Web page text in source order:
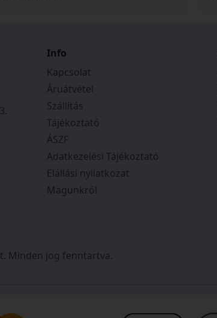
időpontjáról pontos tájékoztatást
szerint történt. Csak ajánlani tudom
Info
Kapcsolat
Áruátvétel
Szállítás
Tájékoztató
ÁSZF
Adatkezelési Tájékoztató
Elállási nyilatkozat
Magunkról
Minden jog fenntartva.